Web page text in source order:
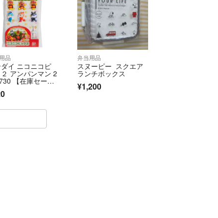
品
イ ニコニコピ
アンパンマン 2
【在庫セー
【在庫処
数量限
【送料無料】
弁当用品
スヌーピー スクエア
ランチボックス
¥1,200